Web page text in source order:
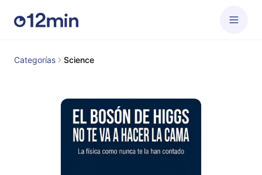
Categorías Science